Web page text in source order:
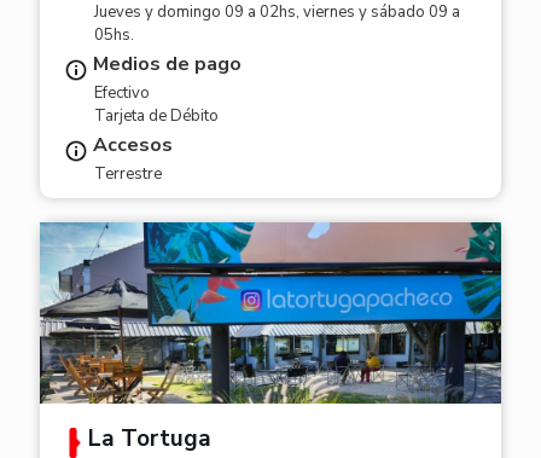
Jueves y domingo 09 a 02hs, viernes y sábado 09 a
05hs.
Medios de pago
Efectivo
Tarjeta de Débito
Accesos
Terrestre
La Tortuga